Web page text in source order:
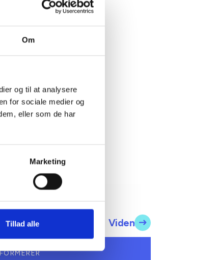
Om
og til at analysere
for sociale medier og
eller som de har
Marketing
Tillad alle Viden